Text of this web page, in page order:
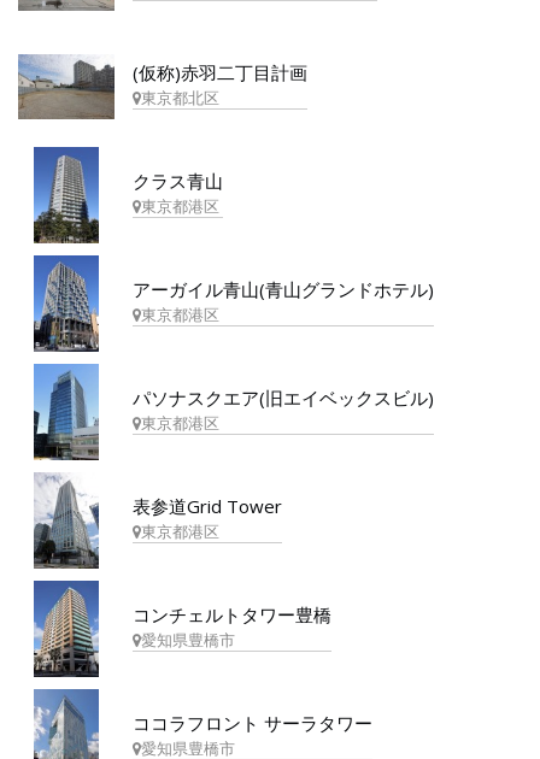
(仮称)赤羽二丁目計画
東京都北区
クラス青山
東京都港区
アーガイル青山(青山グランドホテル)
東京都港区
パソナスクエア(旧エイベックスビル)
東京都港区
表参道Grid Tower
東京都港区
コンチェルトタワー豊橋
愛知県豊橋市
ココラフロント サーラタワー
愛知県豊橋市